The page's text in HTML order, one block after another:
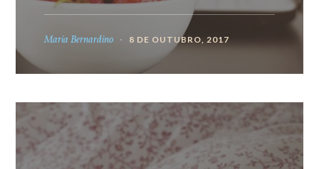
Maria Bernardino 8 DE OUTUBRO, 2017